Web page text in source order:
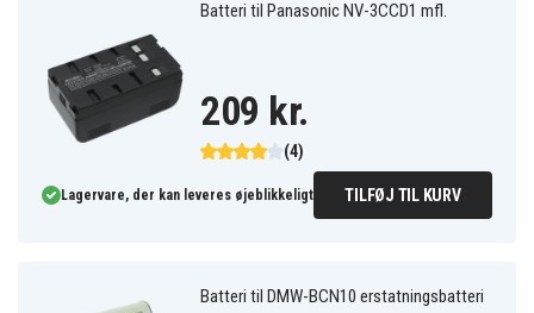
Batteri til Panasonic NV-3CCD1 mfl.
(4)
209 kr.
Lagervare, der kan leveres øjeblikkeligt TILFØJ TIL KURV
Batteri til DMW-BCN10 erstatningsbatteri